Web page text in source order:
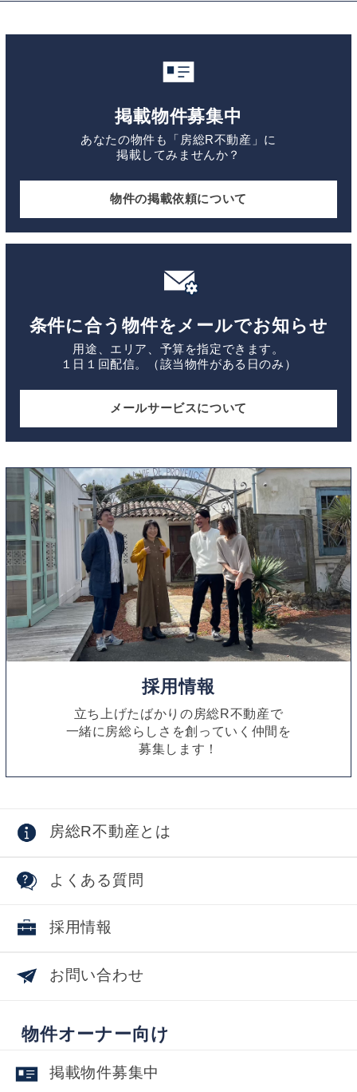
掲載物件募集中
あなたの物件も「房総R不動産」に
掲載してみませんか？
物件の掲載依頼について
条件に合う物件をメールでお知らせ
用途、エリア、予算を指定できます。
１日１回配信。（該当物件がある日のみ）
メールサービスについて
採用情報
立ち上げたばかりの房総R不動産で
一緒に房総らしさを創っていく仲間を
募集します！
房総R不動産とは
よくある質問
採用情報
お問い合わせ
物件オーナー向け
掲載物件募集中